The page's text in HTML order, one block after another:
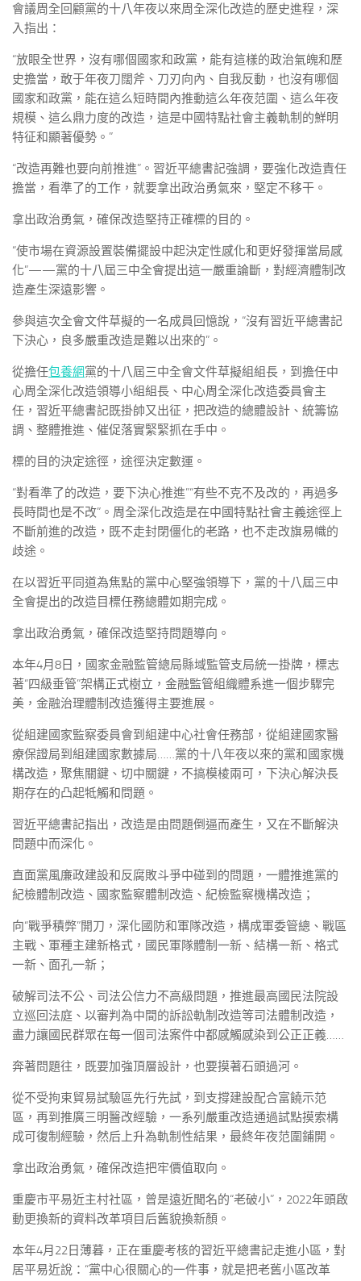
會議周全回顧黨的十八年夜以來周全深化改造的歷史進程，深
入指出：
“放眼全世界，沒有哪個國家和政黨，能有這樣的政治氣魄和歷
史擔當，敢于年夜刀闊斧、刀刃向內、自我反動，也沒有哪個
國家和政黨，能在這么短時間內推動這么年夜范圍、這么年夜
規模、這么鼎力度的改造，這是中國特點社會主義軌制的鮮明
特征和顯著優勢。”
“改造再難也要向前推進”。習近平總書記強調，要強化改造責任
擔當，看準了的工作，就要拿出政治勇氣來，堅定不移干。
拿出政治勇氣，確保改造堅持正確標的目的。
“使市場在資源設置裝備擺設中起決定性感化和更好發揮當局感
化”——黨的十八屆三中全會提出這一嚴重論斷，對經濟體制改
造產生深遠影響。
參與這次全會文件草擬的一名成員回憶說，“沒有習近平總書記
下決心，良多嚴重改造是難以出來的”。
從擔任包養網黨的十八屆三中全會文件草擬組組長，到擔任中
心周全深化改造領導小組組長、中心周全深化改造委員會主
任，習近平總書記既掛帥又出征，把改造的總體設計、統籌協
調、整體推進、催促落實緊緊抓在手中。
標的目的決定途徑，途徑決定數運。
“對看準了的改造，要下決心推進”“有些不克不及改的，再過多
長時間也是不改”。周全深化改造是在中國特點社會主義途徑上
不斷前進的改造，既不走封閉僵化的老路，也不走改旗易幟的
歧途。
在以習近平同道為焦點的黨中心堅強領導下，黨的十八屆三中
全會提出的改造目標任務總體如期完成。
拿出政治勇氣，確保改造堅持問題導向。
本年4月8日，國家金融監管總局縣域監管支局統一掛牌，標志
著“四級垂管”架構正式樹立，金融監管組織體系進一個步驟完
美，金融治理體制改造獲得主要進展。
從組建國家監察委員會到組建中心社會任務部，從組建國家醫
療保證局到組建國家數據局……黨的十八年夜以來的黨和國家機
構改造，聚焦關鍵、切中關鍵，不搞模棱兩可，下決心解決長
期存在的凸起牴觸和問題。
習近平總書記指出，改造是由問題倒逼而產生，又在不斷解決
問題中而深化。
直面黨風廉政建設和反腐敗斗爭中碰到的問題，一體推進黨的
紀檢體制改造、國家監察體制改造、紀檢監察機構改造；
向“戰爭積弊”開刀，深化國防和軍隊改造，構成軍委管總、戰區
主戰、軍種主建新格式，國民軍隊體制一新、結構一新、格式
一新、面孔一新；
破解司法不公、司法公信力不高級問題，推進最高國民法院設
立巡回法庭、以審判為中間的訴訟軌制改造等司法體制改造，
盡力讓國民群眾在每一個司法案件中都感觸感染到公正正義……
奔著問題往，既要加強頂層設計，也要摸著石頭過河。
從不受拘束貿易試驗區先行先試，到支撐建設配合富饒示范
區，再到推廣三明醫改經驗，一系列嚴重改造通過試點摸索構
成可復制經驗，然后上升為軌制性結果，最終年夜范圍鋪開。
拿出政治勇氣，確保改造把牢價值取向。
重慶市平易近主村社區，曾是遠近聞名的“老破小”，2022年頭啟
動更換新的資料改革項目后舊貌換新顏。
本年4月22日薄暮，正在重慶考核的習近平總書記走進小區，對
居平易近說：“黨中心很關心的一件事，就是把老舊小區改革